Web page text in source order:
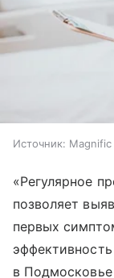
Источник: Magnific
«Регулярное
позволяет
первых
в